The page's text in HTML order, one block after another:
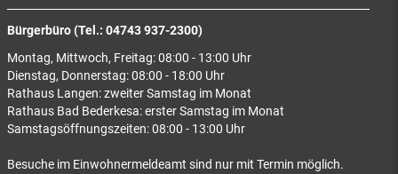
Bürgerbüro (Tel.: 04743 937-2300)
Montag, Mittwoch, Freitag: 08:00 - 13:00 Uhr
Dienstag, Donnerstag: 08:00 - 18:00 Uhr
Rathaus Langen: zweiter Samstag im Monat
Rathaus Bad Bederkesa: erster Samstag im Monat
Samstagsöffnungszeiten: 08:00 - 13:00 Uhr
Besuche im Einwohnermeldeamt sind nur mit Termin möglich.